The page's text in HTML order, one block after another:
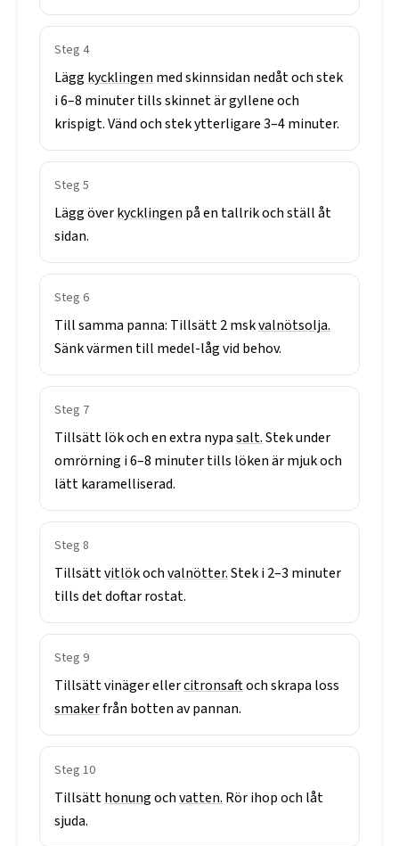
Steg 4
Lägg kycklingen medskinnsidan nedåtochstek
i6–8 minutertillsskinnetärgylleneoch
krispigt.Vändochstekytterligare3–4minuter.
Steg 5
Läggöverkycklingen påen tallrikochställåt
sidan.
Steg 6
Tillsamma panna: Tillsätt2mskvalnötsolja.
Sänkvärmen till medel-lågvid behov.
Steg 7
Tillsättlökochenextra nypasalt.Stekunder
omrörning i6–8 minutertills lökenärmjukoch
lättkaramelliserad.
Steg 8
Tillsättvitlökochvalnötter.Steki2–3 minuter
tillsdetdoftarrostat.
Steg 9
Tillsättvinägerellercitronsaftochskrapa loss
smakerfrån bottenavpannan.
Steg 10
Tillsätthonungochvatten. Rörihopoch låt
sjuda.